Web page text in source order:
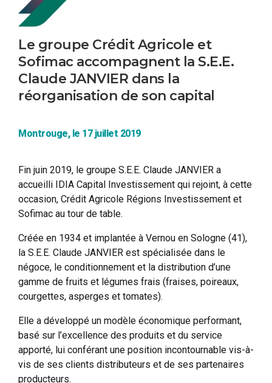
Le groupe Crédit Agricole et
Sofimac accompagnent la S.E.E.
Claude JANVIER dans la
réorganisation de son capital
Montrouge, le 17 juillet 2019
Fin juin 2019, le groupe S.E.E. Claude JANVIER a
accueilli IDIA Capital Investissement qui rejoint, à cette
occasion, Crédit Agricole Régions Investissement et
Sofimac au tour de table.
Créée en 1934 et implantée à Vernou en Sologne (41),
la S.E.E. Claude JANVIER est spécialisée dans le
négoce, le conditionnement et la distribution d’une
gamme de fruits et légumes frais (fraises, poireaux,
courgettes, asperges et tomates).
Elle a développé un modèle économique performant,
basé sur l’excellence des produits et du service
apporté, lui conférant une position incontournable vis-à-
vis de ses clients distributeurs et de ses partenaires
producteurs.